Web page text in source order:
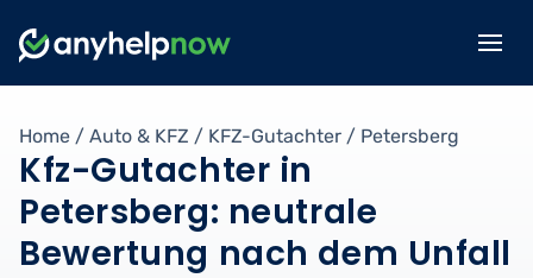
Home / Auto & KFZ / KFZ-Gutachter / Petersberg
Kfz-Gutachter in
Petersberg: neutrale
Bewertung nach dem Unfall